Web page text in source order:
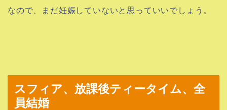
なので、まだ妊娠していないと思っていいでしょう。
スフィア、放課後ティータイム、全
員結婚